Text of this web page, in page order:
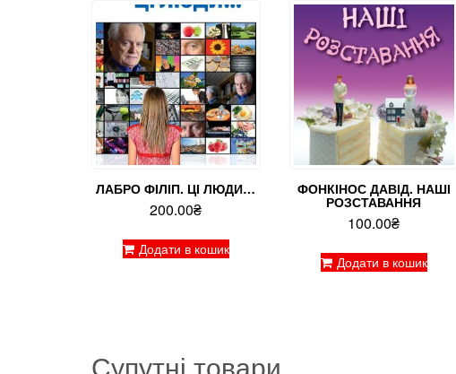
ЛАБРО ФІЛІП. ЦІ ЛЮДИ…
200.00₴
Додати в кошик
ФОНКІНОС ДАВІД. НАШІ
РОЗСТАВАННЯ
100.00₴
Додати в кошик
Супутні товари